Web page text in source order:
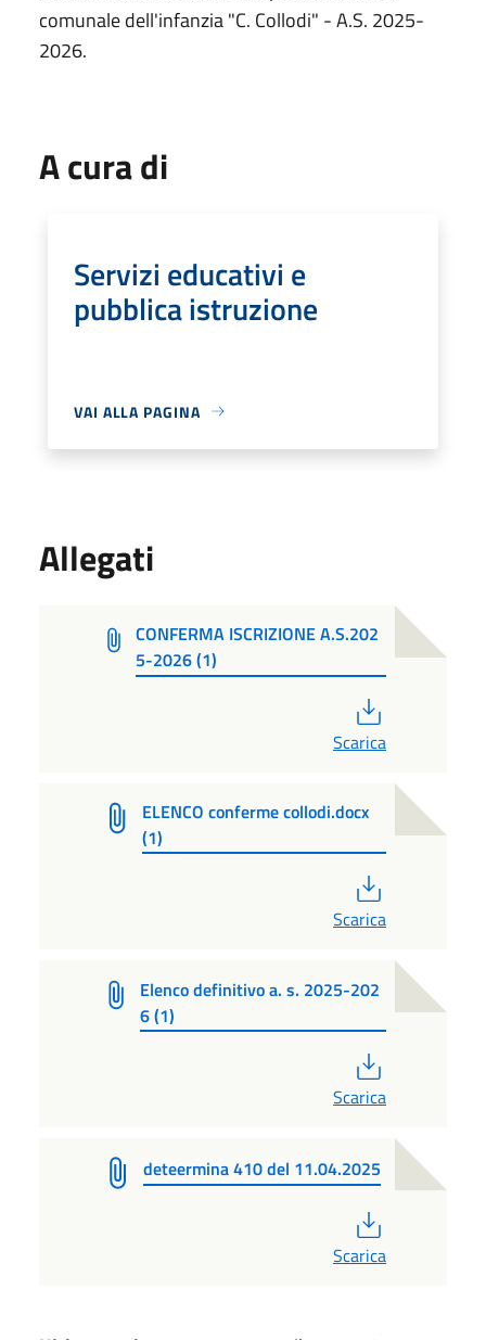
comunale dell'infanzia "C. Collodi" - A.S. 2025-
2026.
A cura di
Servizi educativi e
pubblica istruzione
VAI ALLA PAGINA
Allegati
CONFERMA ISCRIZIONE A.S.202
5-2026 (1)
Scarica
ELENCO conferme collodi.docx
(1)
Scarica
Elenco definitivo a. s. 2025-202
6 (1)
Scarica
deteermina 410 del 11.04.2025
Scarica